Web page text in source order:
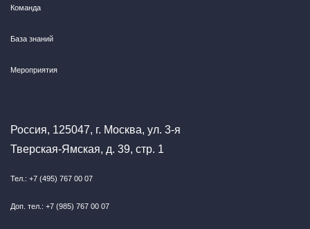
Команда
База знаний
Мероприятия
Россия, 125047, г. Москва, ул. 3-я
Тверская-Ямская, д. 39, стр. 1
Тел.: +7 (495) 767 00 07
Доп. тел.: +7 (985) 767 00 07